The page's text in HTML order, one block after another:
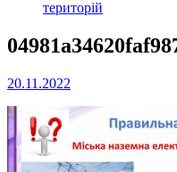
територій
20.11.2022